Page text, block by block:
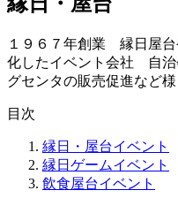
１９６７年創業 縁日屋
化したイベント会社 自治
グセンタの販売促進など
目次
縁日・屋台イベント
縁日ゲームイベント
飲食屋台イベント